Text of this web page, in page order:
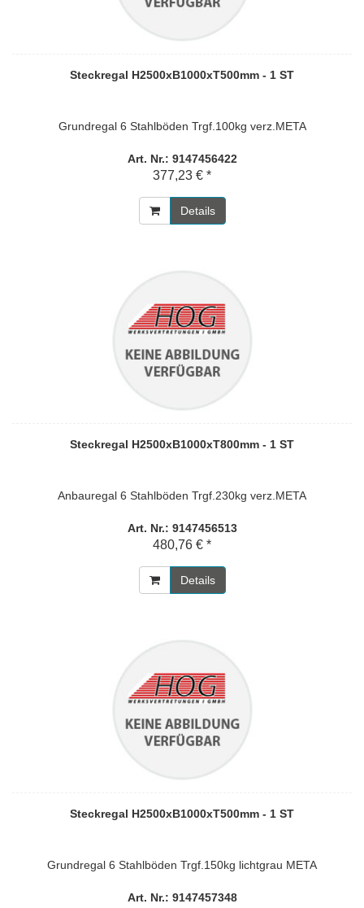
Steckregal H2500xB1000xT500mm - 1 ST
Grundregal 6 Stahlböden Trgf.100kg verz.META
Art. Nr.: 9147456422
377,23 € *
Details
Steckregal H2500xB1000xT800mm - 1 ST
Anbauregal 6 Stahlböden Trgf.230kg verz.META
Art. Nr.: 9147456513
480,76 € *
Details
Steckregal H2500xB1000xT500mm - 1 ST
Grundregal 6 Stahlböden Trgf.150kg lichtgrau META
Art. Nr.: 9147457348